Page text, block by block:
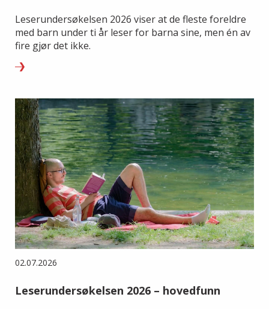
Leserundersøkelsen 2026 viser at de fleste foreldre
med barn under ti år leser for barna sine, men én av
fire gjør det ikke.
02.07.2026
Leserundersøkelsen 2026 – hovedfunn